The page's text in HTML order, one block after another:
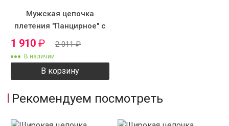
Мужская цепочка
плетения "Панцирное" с
рисунком
1 910 ₽ 2 011₽
В наличии
В корзину
Рекомендуем посмотреть